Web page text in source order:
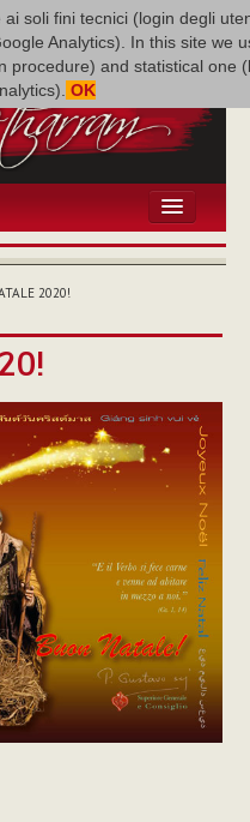
soli fini tecnici (login degli
Analytics). In this site we
procedure) and statistical one
OK
2020!